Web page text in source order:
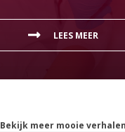
LEES MEER
Bekijk meer mooie verhalen